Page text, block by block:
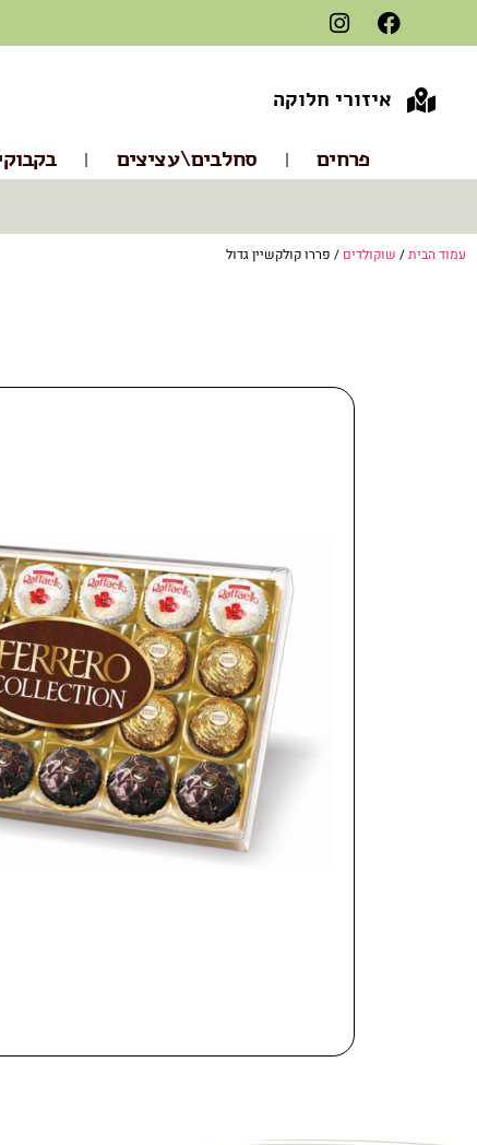
איזורי חלוקה
פרחים סחלבים\עציצים
עמוד הבית/ שוקולדים / פררו קולקשיין גדול